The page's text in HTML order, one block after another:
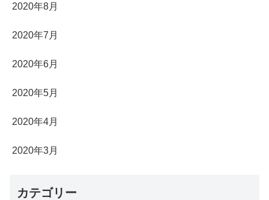
2020年8月
2020年7月
2020年6月
2020年5月
2020年4月
2020年3月
カテゴリー